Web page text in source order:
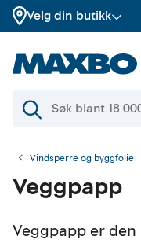
Velg din butikk
Vindsperre og byggfolie
Veggpapp
Veggpapp er